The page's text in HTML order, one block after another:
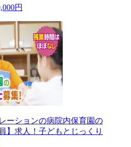
円
ーションの病院内保育園の
】求人！子どもとじっくり